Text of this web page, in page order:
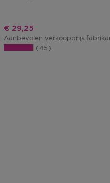
€ 28,00
Kortingsprijs
€ 29,25
Aanbevolen verkoopprijs
45